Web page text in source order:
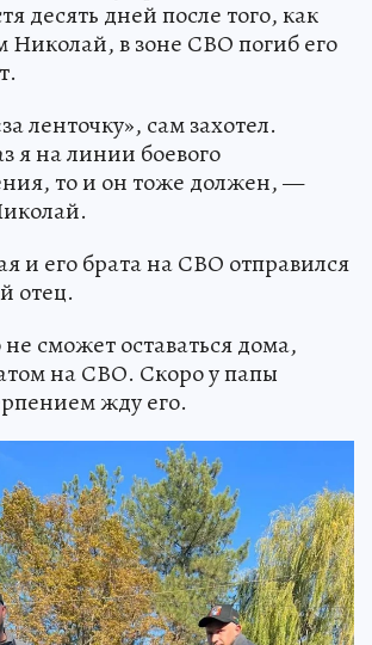
десять дней после того, как
Николай, в зоне СВО погиб его
ленточку», сам захотел.
я на линии боевого
то и он тоже должен, —
и его брата на СВО отправился
отец.
сможет оставаться дома,
на СВО. Скоро у папы
жду его.